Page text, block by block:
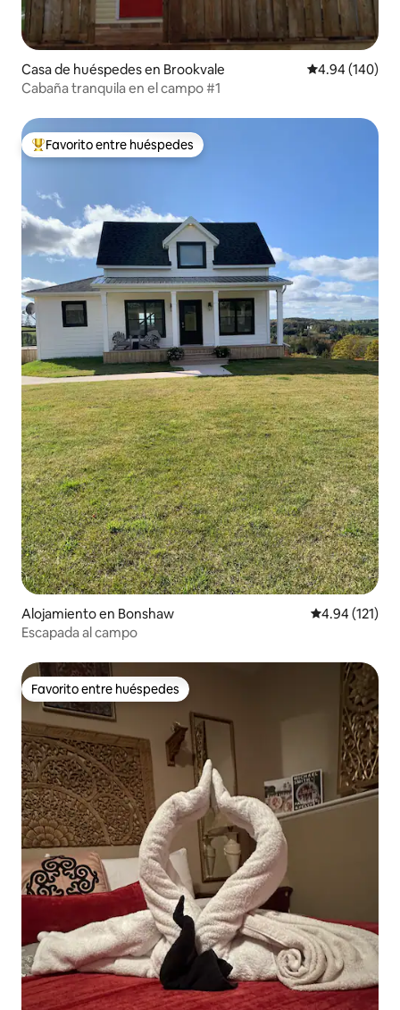
Casa de huéspedes en Brookvale Calificación
4.94 (140)
Cabaña tranquila en el campo #1
Favorito entre huéspedes preferido
Favorito entre huéspedes
Alojamiento en Bonshaw Calificación
4.94 (121)
Escapada al campo
Favorito entre huéspedes
Favorito entre huéspedes